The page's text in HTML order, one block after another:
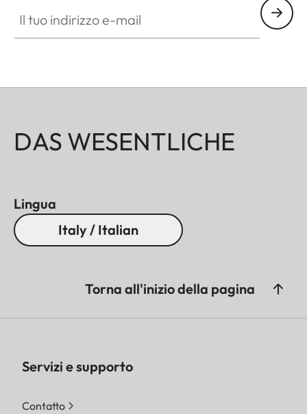
DAS WESENTLICHE
Lingua
Italy / Italian
Torna all'inizio della pagina
Servizi e supporto
Contatto